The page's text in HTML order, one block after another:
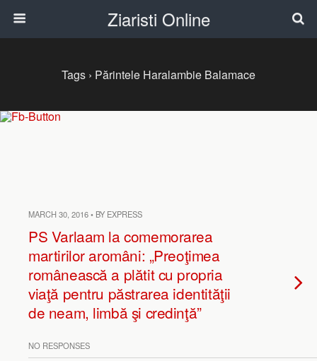
Ziaristi Online
Tags › Părintele Haralambie Balamace
MARCH 30, 2016 • BY EXPRESS
PS Varlaam la comemorarea
martirilor aromâni: „Preoţimea
românească a plătit cu propria
viaţă pentru păstrarea identităţii
de neam, limbă şi credinţă”
NO RESPONSES